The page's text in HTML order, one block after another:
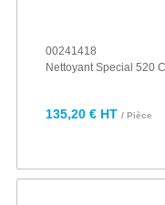
00241418
Nettoyant Special 520
135,20 € HT / Pièce